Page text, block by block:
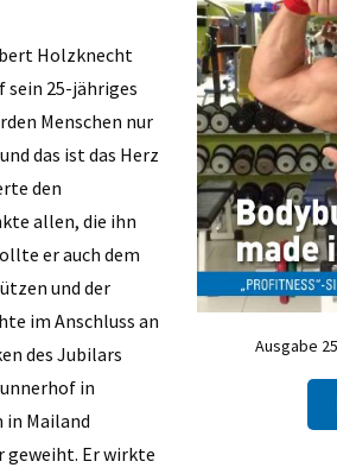
Holzknecht
sein 25-jähriges
Menschen nur
das ist das Herz
den
allen, die ihn
er auch dem
und der
im Anschluss an
des Jubilars
in
in Mailand
geweiht. Er wirkte
Ausgabe